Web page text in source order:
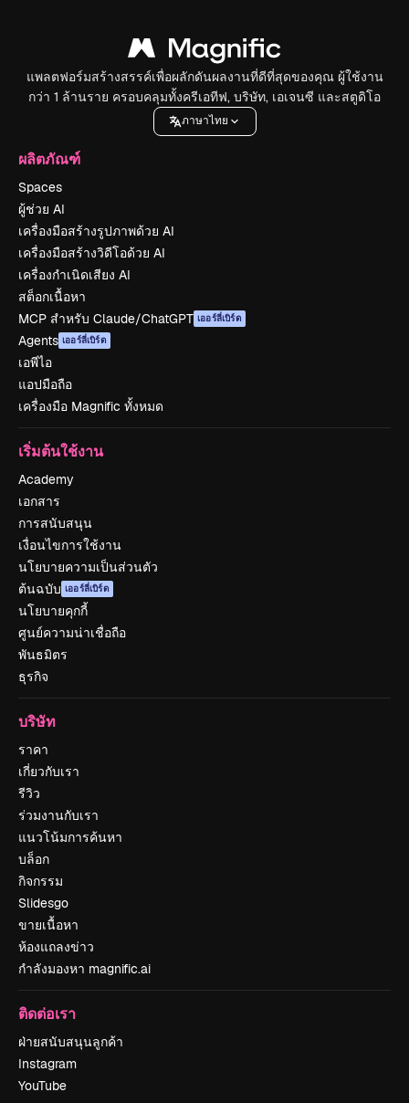
แพลตฟอร์มสร้างสรรค์เพื่อผลักดันผลงานที่ดีที่สุดของคุณ ผู้ใช้งาน
กว่า 1 ล้านราย ครอบคลุมทั้งครีเอทีฟ, บริษัท, เอเจนซี และสตูดิโอ
ภาษาไทย
ผลิตภัณฑ์
Spaces
ผู้ช่วย AI
เครื่องมือสร้างรูปภาพด้วย AI
เครื่องมือสร้างวิดีโอด้วย AI
เครื่องกำเนิดเสียง AI
สต็อกเนื้อหา
MCP สำหรับ Claude/ChatGPT เออร์ลี่เบิร์ด
Agents เออร์ลี่เบิร์ด
เอพีไอ
แอปมือถือ
เครื่องมือ Magnific ทั้งหมด
เริ่มต้นใช้งาน
Academy
เอกสาร
การสนับสนุน
เงื่อนไขการใช้งาน
นโยบายความเป็นส่วนตัว
ต้นฉบับ เออร์ลี่เบิร์ด
นโยบายคุกกี้
ศูนย์ความน่าเชื่อถือ
พันธมิตร
ธุรกิจ
บริษัท
ราคา
เกี่ยวกับเรา
รีวิว
ร่วมงานกับเรา
แนวโน้มการค้นหา
บล็อก
กิจกรรม
Slidesgo
ขายเนื้อหา
ห้องแถลงข่าว
กำลังมองหา magnific.ai
ติดต่อเรา
ฝ่ายสนับสนุนลูกค้า
Instagram
YouTube